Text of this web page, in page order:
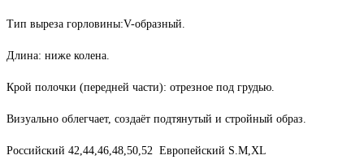
Тип выреза горловины:V-образный.
Длина: ниже колена.
Крой полочки (передней части): отрезное под грудью.
Визуально облегчает, создаёт подтянутый и стройный образ.
Российский 42,44,46,48,50,52 Европейский S.М,XL